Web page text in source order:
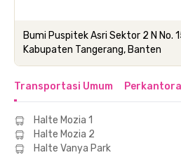
Bumi Puspitek Asri Sektor 2 N No.
Kabupaten Tangerang, Banten
Transportasi Umum
Halte Mozia 1
Halte Mozia 2
Halte Vanya Park